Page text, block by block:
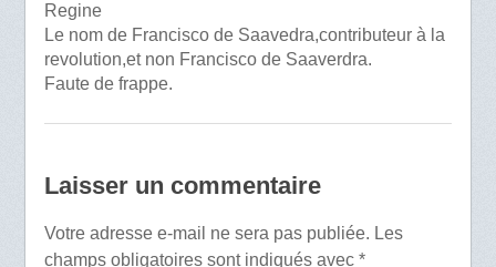
Regine
Le nom de Francisco de Saavedra,contributeur à la
revolution,et non Francisco de Saaverdra.
Faute de frappe.
Laisser un commentaire
Votre adresse e-mail ne sera pas publiée. Les
champs obligatoires sont indiqués avec *